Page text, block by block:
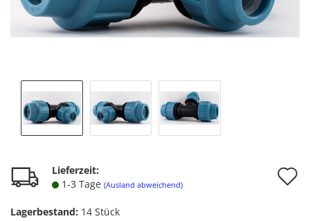
Lieferzeit:
1-3 Tage (Ausland abweichend)
Lagerbestand: 14 Stück